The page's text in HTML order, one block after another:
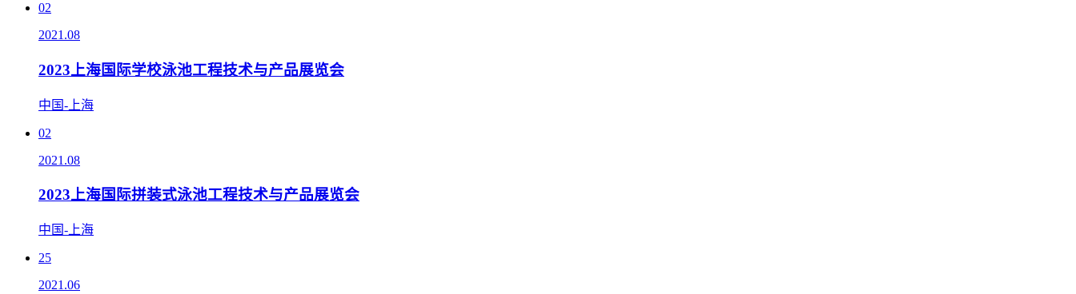
02
2021.08
2023上海国际学校泳池工程技术与产品展览会
中国-上海
02
2021.08
2023上海国际拼装式泳池工程技术与产品展览会
中国-上海
25
2021.06